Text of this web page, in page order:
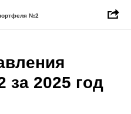
№2
2025 год